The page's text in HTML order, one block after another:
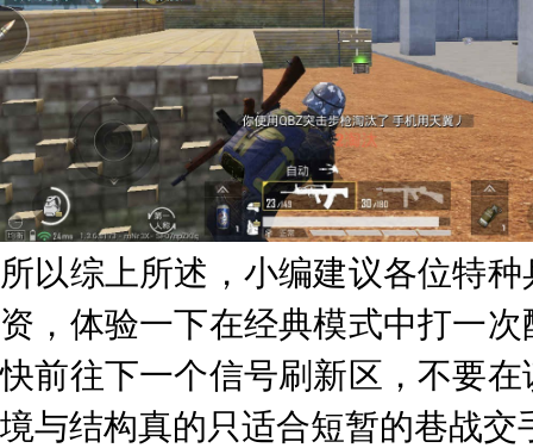
所以综上所述，小编建议各位特
资，体验一下在经典模式中打一
快前往下一个信号刷新区，不要
境与结构真的只适合短暂的巷战